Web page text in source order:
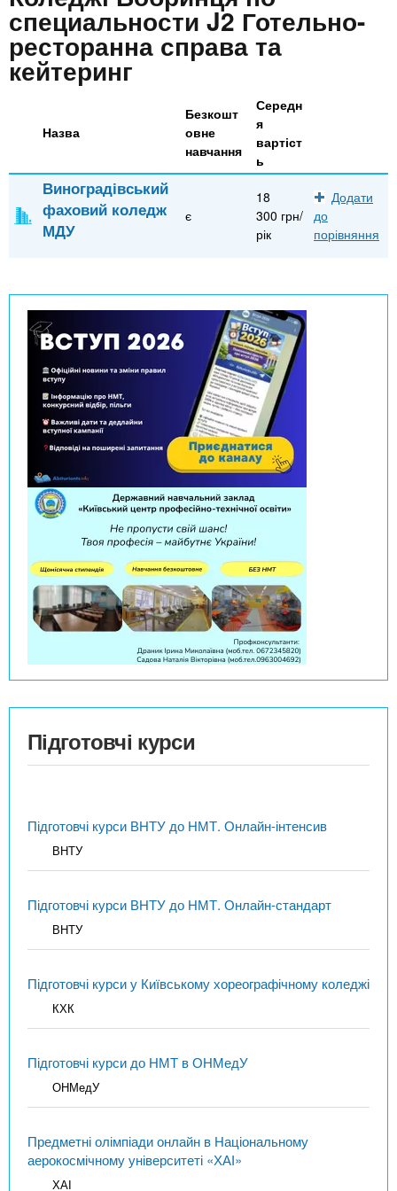
n
t
.
i
f
o
и
х
з
а
Онлайн курси
За кордоном
специальности J2 Готельно-
ресторанна справа та
кейтеринг
Назва
Безкошт
овне
навчання
Середн
я
вартіст
ь
Виноградівський
фаховий коледж
МДУ
є
18
300 грн/
рік
Додати
до
порівняння
Підготовчі курси
Підготовчі курси ВНТУ до НМТ. Онлайн-інтенсив
ВНТУ
Підготовчі курси ВНТУ до НМТ. Онлайн-стандарт
ВНТУ
Підготовчі курси у Київському хореографічному коледжі
КХК
Підготовчі курси до НМТ в ОНМедУ
ОНМедУ
Предметні олімпіади онлайн в Національному
аерокосмічному університеті «ХАІ»
ХАІ